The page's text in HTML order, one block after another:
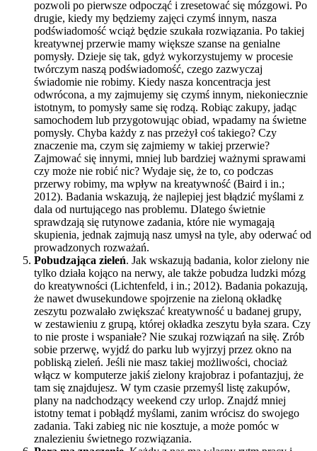
pozwoli po pierwsze odpocząć i zresetować się mózgowi. Po
drugie, kiedy my będziemy zajęci czymś innym, nasza
podświadomość wciąż będzie szukała rozwiązania. Po takiej
kreatywnej przerwie mamy większe szanse na genialne
pomysły. Dzieje się tak, gdyż wykorzystujemy w procesie
twórczym naszą podświadomość, czego zazwyczaj
świadomie nie robimy. Kiedy nasza koncentracja jest
odwrócona, a my zajmujemy się czymś innym, niekoniecznie
istotnym, to pomysły same się rodzą. Robiąc zakupy, jadąc
samochodem lub przygotowując obiad, wpadamy na świetne
pomysły. Chyba każdy z nas przeżył coś takiego? Czy
znaczenie ma, czym się zajmiemy w takiej przerwie?
Zajmować się innymi, mniej lub bardziej ważnymi sprawami
czy może nie robić nic? Wydaje się, że to, co podczas
przerwy robimy, ma wpływ na kreatywność (Baird i in.;
2012). Badania wskazują, że najlepiej jest błądzić myślami z
dala od nurtującego nas problemu. Dlatego świetnie
sprawdzają się rutynowe zadania, które nie wymagają
skupienia, jednak zajmują nasz umysł na tyle, aby oderwać od
prowadzonych rozważań.
Pobudzająca zieleń. Jak wskazują badania, kolor zielony nie
tylko działa kojąco na nerwy, ale także pobudza ludzki mózg
do kreatywności (Lichtenfeld, i in.; 2012). Badania pokazują,
że nawet dwusekundowe spojrzenie na zieloną okładkę
zeszytu pozwalało zwiększać kreatywność u badanej grupy,
w zestawieniu z grupą, której okładka zeszytu była szara. Czy
to nie proste i wspaniałe? Nie szukaj rozwiązań na siłę. Zrób
sobie przerwę, wyjdź do parku lub wyjrzyj przez okno na
pobliską zieleń. Jeśli nie masz takiej możliwości, chociaż
włącz w komputerze jakiś zielony krajobraz i pofantazjuj, że
tam się znajdujesz. W tym czasie przemyśl listę zakupów,
plany na nadchodzący weekend czy urlop. Znajdź mniej
istotny temat i pobłądź myślami, zanim wrócisz do swojego
zadania. Taki zabieg nic nie kosztuje, a może pomóc w
znalezieniu świetnego rozwiązania.